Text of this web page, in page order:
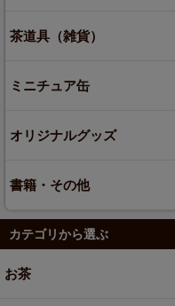
茶道具（雑貨）
ミニチュア缶
オリジナルグッズ
書籍・その他
カテゴリから選ぶ
お茶